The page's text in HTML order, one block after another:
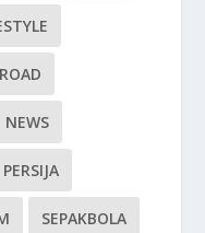
NEWS
PERSIJA
SEPAKBOLA